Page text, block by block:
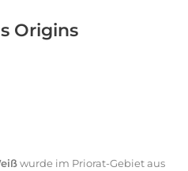
Origins
wurde im Priorat-Gebiet aus